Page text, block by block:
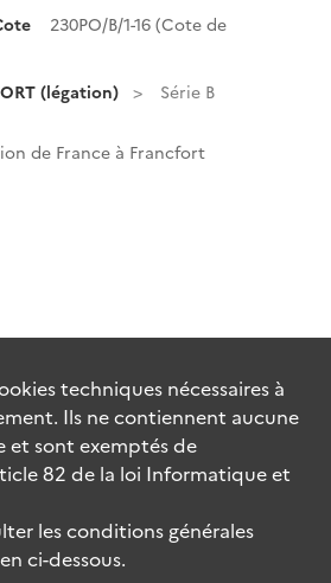
230PO/B/1-16 (Cote de
(légation) Série B
de France à Francfort
techniques nécessaires à
Ils ne contiennent aucune
et sont exemptés de
82 de la loi Informatique et
les conditions générales
ci-dessous.